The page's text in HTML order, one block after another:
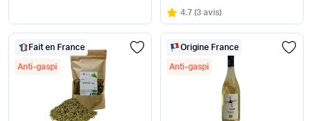
Note
4.7 sur 5
(3 avis)
Fait en France
Anti-gaspi
Origine France
Anti-gaspi